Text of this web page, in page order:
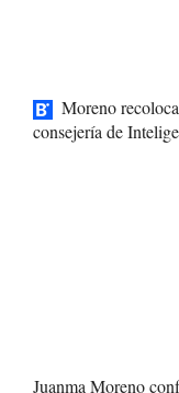
Moreno
consejería de
Juanma Moreno